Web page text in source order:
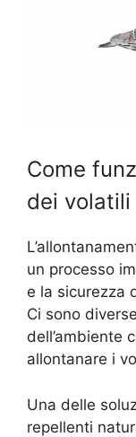
Come
dei volatili
un processo
e la sicurezza
Ci sono
dell’ambiente
allontanare i
Una delle
repellenti